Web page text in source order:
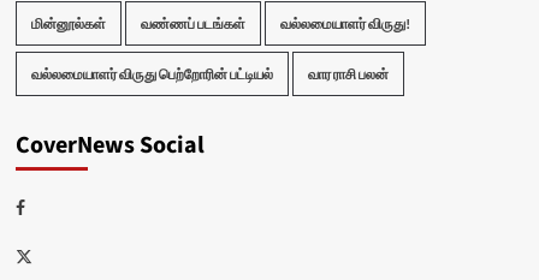
மின்னூல்கள் வண்ணப் படங்கள் வல்லமையாளர் விருது!
வல்லமையாளர் விருது பெற்றோரின் பட்டியல் வார ராசி பலன்
CoverNews Social
Facebook
Twitter